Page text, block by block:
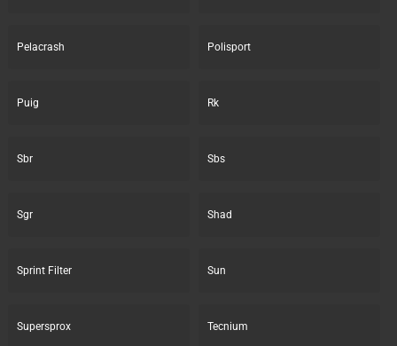
Pelacrash Polisport
Puig Rk
Sbr Sbs
Sgr Shad
Sprint Filter Sun
Supersprox Tecnium